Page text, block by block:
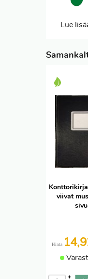
Lue
viivat
Hinta
+